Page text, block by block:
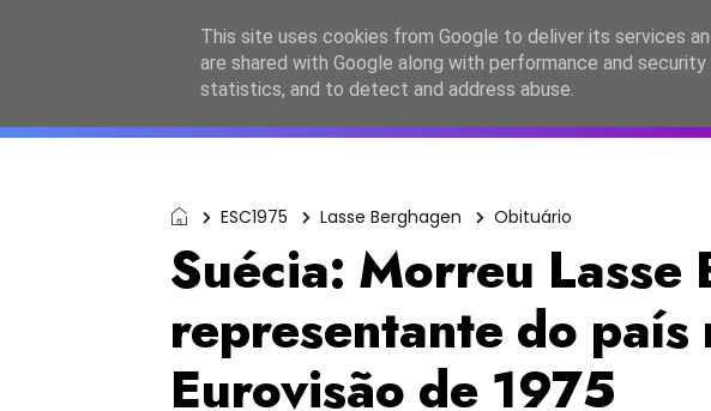
ESC2027 JESC2026 FC2026 EASC2026
ESC1975 Lasse Berghagen Obituário
Suécia: Morreu Lasse
representante do país
Eurovisão de 1975
This site uses cookies from Google to deliver its services
are shared with Google along with performance and
statistics, and to detect and address abuse.